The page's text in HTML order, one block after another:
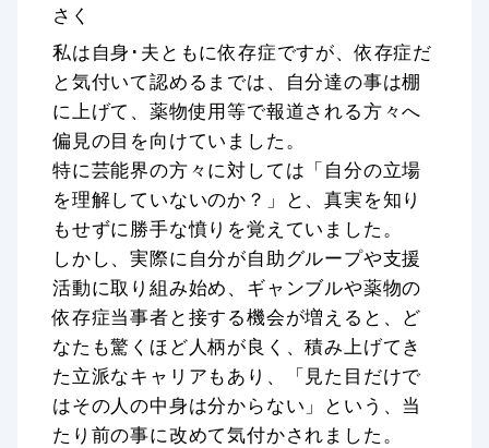
さく
私は自身･夫ともに依存症ですが、依存症だ
と気付いて認めるまでは、自分達の事は棚
に上げて、薬物使用等で報道される方々へ
偏見の目を向けていました。
特に芸能界の方々に対しては「自分の立場
を理解していないのか？」と、真実を知り
もせずに勝手な憤りを覚えていました。
しかし、実際に自分が自助グループや支援
活動に取り組み始め、ギャンブルや薬物の
依存症当事者と接する機会が増えると、ど
なたも驚くほど人柄が良く、積み上げてき
た立派なキャリアもあり、「見た目だけで
はその人の中身は分からない」という、当
たり前の事に改めて気付かされました。